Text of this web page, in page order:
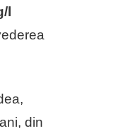
l
din